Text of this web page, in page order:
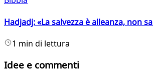
Hadjadj: «La salvezza è alleanza, non
1 min di lettura
Idee e commenti